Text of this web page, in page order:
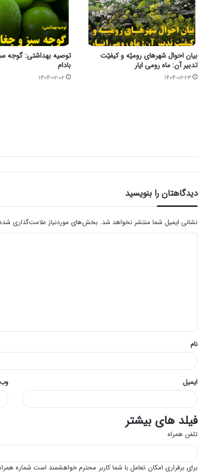
بیان احوال شهرهای رومیّه و کیفیّت
تدبیر آن: ماه رومی ایار
۱۴۰۴-۰۲-۲۳
توصیه بهداشتی: گوجه
بادام
۱۴۰۴-۰۲-۰۲
دیدگاهتان را بنویسید
نشانی ایمیل شما منتشر نخواهد شد. بخش‌های موردنیاز علامت‌گذاری
*
نام
ایمیل
فیلد های بیشتر
تلفن همراه
برای برقراری امکان تعامل با شما کاربر محترم خواهشمند است شماره